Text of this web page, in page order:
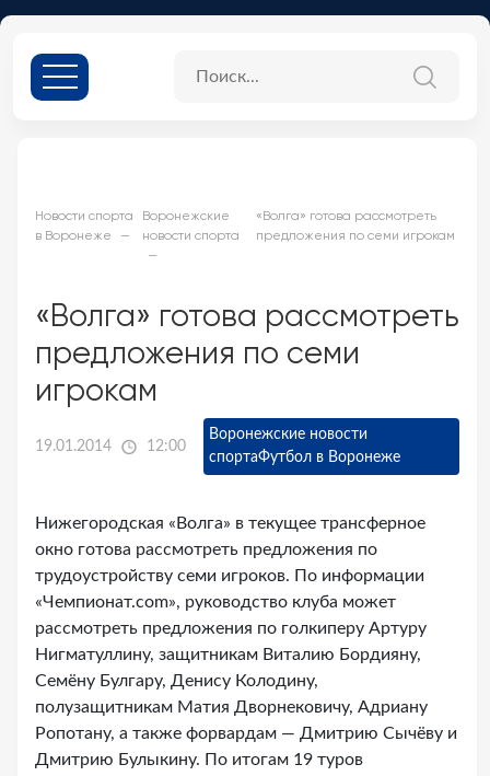
Новости спорта
в Воронеже
Воронежские
новости спорта
«Волга» готова рассмотреть
предложения по семи игрокам
«Волга» готова рассмотреть
предложения по семи
игрокам
19.01.2014 12:00
Воронежские новости
спортаФутбол в Воронеже
Нижегородская «Волга» в текущее трансферное
окно готова рассмотреть предложения по
трудоустройству семи игроков. По информации
«Чемпионат.com», руководство клуба может
рассмотреть предложения по голкиперу Артуру
Нигматуллину, защитникам Виталию Бордияну,
Семёну Булгару, Денису Колодину,
полузащитникам Матия Дворнековичу, Адриану
Ропотану, а также форвардам — Дмитрию Сычёву и
Дмитрию Булыкину. По итогам 19 туров